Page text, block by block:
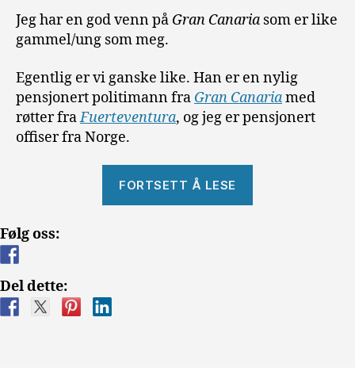
Jeg har en god venn på Gran Canaria som er like
gammel/ung som meg.
Egentlig er vi ganske like. Han er en nylig
pensjonert politimann fra Gran Canariamed
røtter fraFuerteventura, og jeg er pensjonert
offiser fra Norge.
FORTSETT Å LESE
Følg oss:
Del dette: